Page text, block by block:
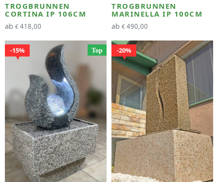
TROGBRUNNEN
CORTINA IP 106CM
ab €418,00
TROGBRUNNEN
MARINELLA IP 100CM
ab €490,00
Top
15% 20%